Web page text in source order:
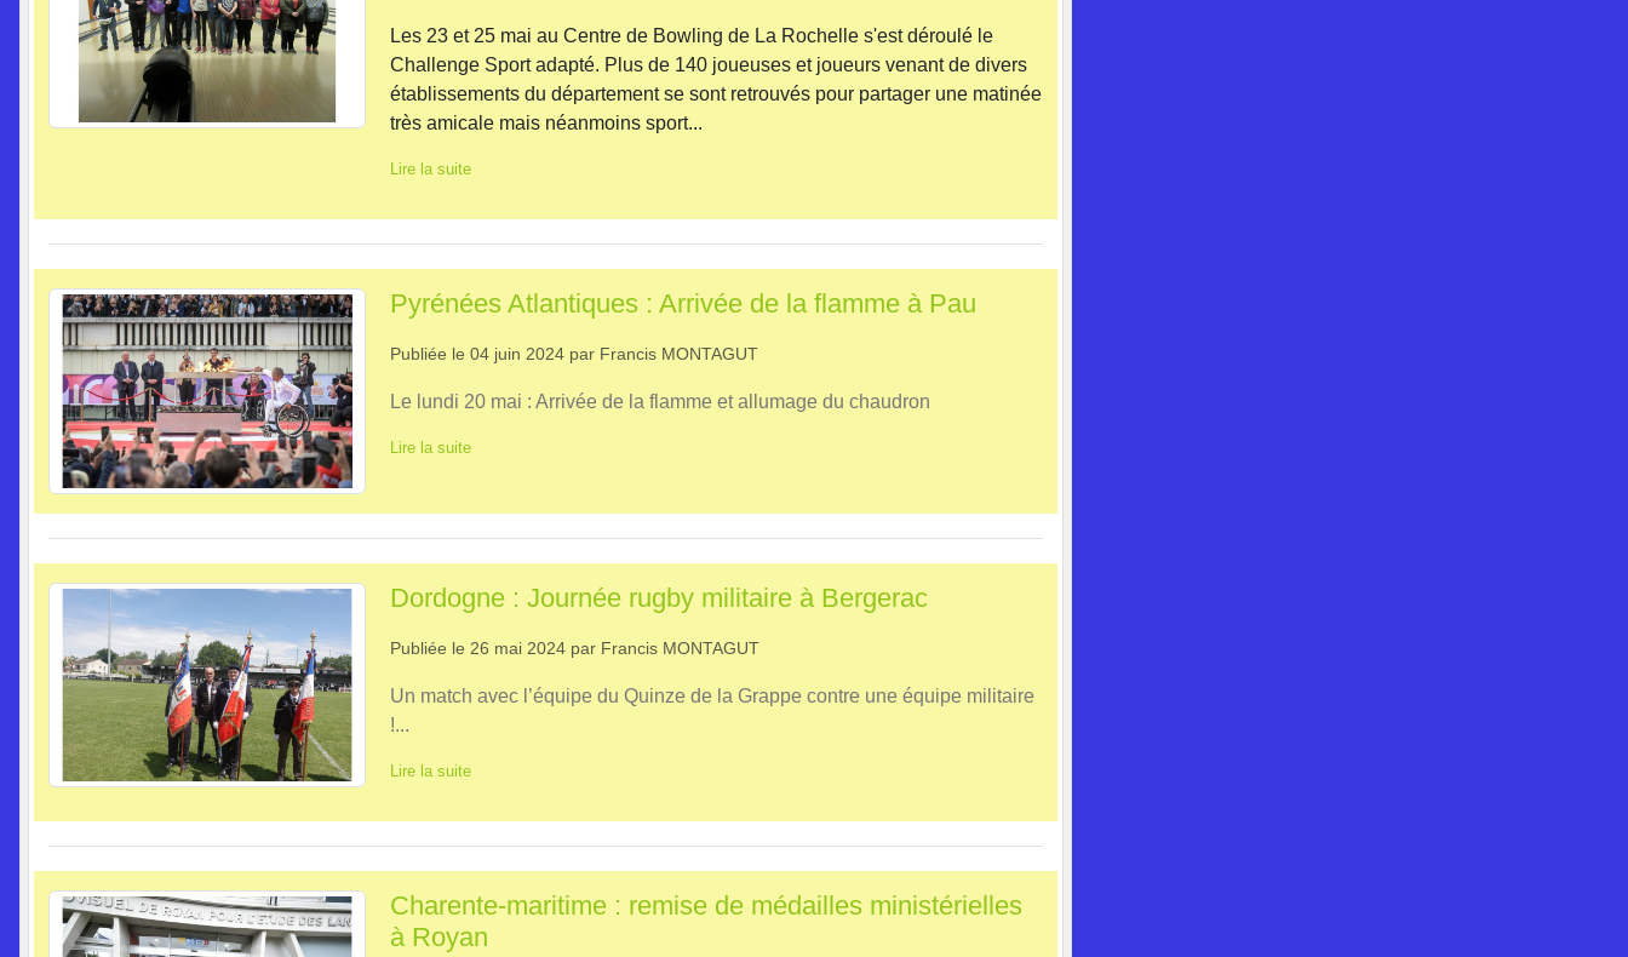
Les 23 et 25 mai au Centre de Bowling de La Rochelle s'est déroulé le
Challenge Sport adapté. Plus de 140 joueuses et joueurs venant de divers
établissements du département se sont retrouvés pour partager une matinée
très amicale mais néanmoins sport...
Lire la suite
Pyrénées Atlantiques : Arrivée de la flamme à Pau
Publiée le 04 juin 2024par Francis MONTAGUT
Le lundi 20 mai : Arrivée de la flamme et allumage du chaudron
Lire la suite
Dordogne : Journée rugby militaire à Bergerac
Publiée le 26 mai 2024par Francis MONTAGUT
Un match avec l’équipe du Quinze de la Grappe contre une équipe militaire
!...
Lire la suite
Charente-maritime : remise de médailles ministérielles
à Royan